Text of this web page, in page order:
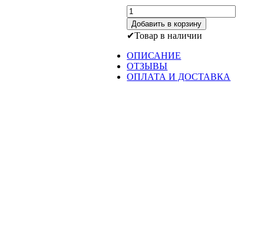
Количество
товара
Мраморная
сова
Добавить в корзину
Товар в наличии
ОПИСАНИЕ
ОТЗЫВЫ
ОПЛАТА И ДОСТАВКА